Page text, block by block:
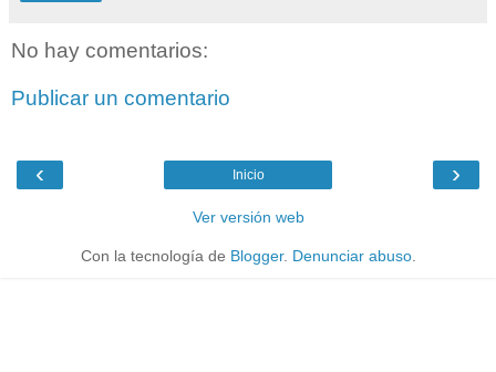
No hay comentarios:
Publicar un comentario
‹ ›
Inicio
Ver versión web
Con la tecnología de Blogger. Denunciar abuso.